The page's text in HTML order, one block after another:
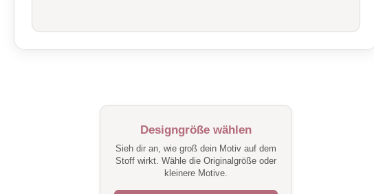
Designgröße wählen
Sieh dir an, wie groß dein Motiv auf dem
Stoff wirkt. Wähle die Originalgröße oder
kleinere Motive.